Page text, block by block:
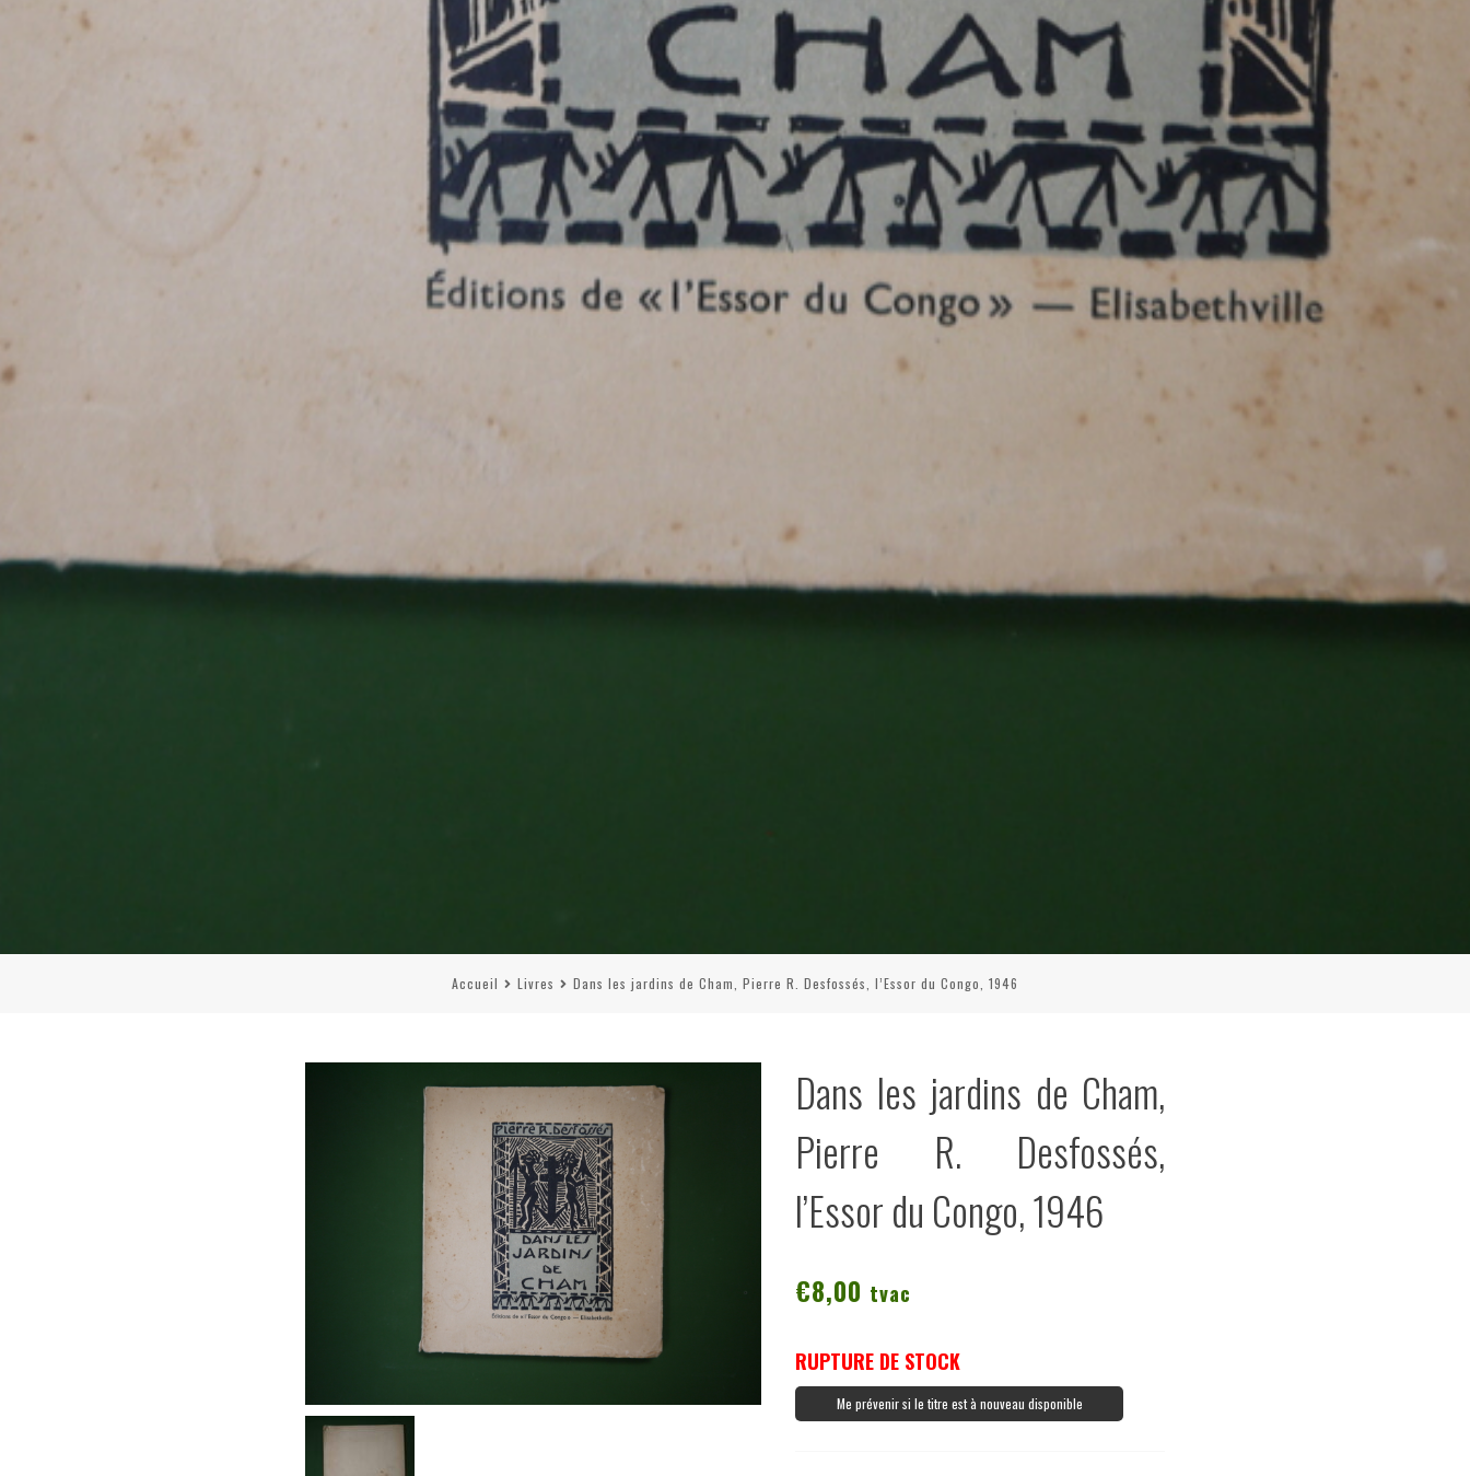
Accueil Livres Dans les jardins de Cham, Pierre R. Desfossés, l’Essor du Congo, 1946
Dans les jardins de Cham,
Pierre R. Desfossés,
l’Essor du Congo, 1946
€8,00 tvac
RUPTURE DE STOCK
Me prévenir si le titre est à nouveau disponible